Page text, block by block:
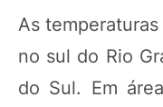
As
no sul do Rio
do Sul. Em